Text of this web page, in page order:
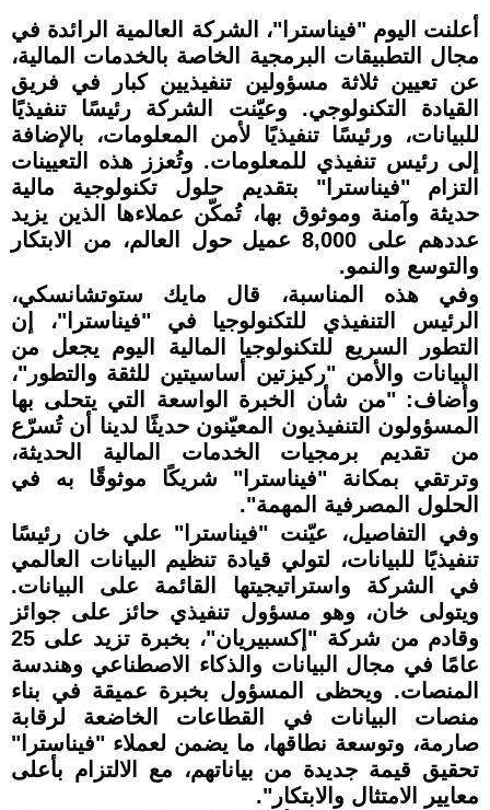
أعلنت اليوم "فيناسترا"، الشركة العالمية الرائدة في
مجال التطبيقات البرمجية الخاصة بالخدمات المالية،
عن تعيين ثلاثة مسؤولين تنفيذيين كبار في فريق
القيادة التكنولوجي. وعيّنت الشركة رئيسًا تنفيذيًا
للبيانات، ورئيسًا تنفيذيًا لأمن المعلومات، بالإضافة
إلى رئيس تنفيذي للمعلومات. وتُعزز هذه التعيينات
التزام "فيناسترا" بتقديم حلول تكنولوجية مالية
حديثة وآمنة وموثوق بها، تُمكّن عملاءها الذين يزيد
عددهم على 8,000 عميل حول العالم، من الابتكار
والتوسع والنمو.
وفي هذه المناسبة، قال مايك ستوتشانسكي،
الرئيس التنفيذي للتكنولوجيا في "فيناسترا"، إن
التطور السريع للتكنولوجيا المالية اليوم يجعل من
البيانات والأمن "ركيزتين أساسيتين للثقة والتطور"،
وأضاف: "من شأن الخبرة الواسعة التي يتحلى بها
المسؤولون التنفيذيون المعيّنون حديثًا لدينا أن تُسرّع
من تقديم برمجيات الخدمات المالية الحديثة،
وترتقي بمكانة "فيناسترا" شريكًا موثوقًا به في
الحلول المصرفية المهمة".
وفي التفاصيل، عيّنت "فيناسترا" علي خان رئيسًا
تنفيذيًا للبيانات، لتولي قيادة تنظيم البيانات العالمي
في الشركة واستراتيجيتها القائمة على البيانات.
ويتولى خان، وهو مسؤول تنفيذي حائز على جوائز
وقادم من شركة "إكسبيريان"، بخبرة تزيد على 25
عامًا في مجال البيانات والذكاء الاصطناعي وهندسة
المنصات. ويحظى المسؤول بخبرة عميقة في بناء
منصات البيانات في القطاعات الخاضعة لرقابة
صارمة، وتوسعة نطاقها، ما يضمن لعملاء "فيناسترا"
تحقيق قيمة جديدة من بياناتهم، مع الالتزام بأعلى
معايير الامتثال والابتكار".